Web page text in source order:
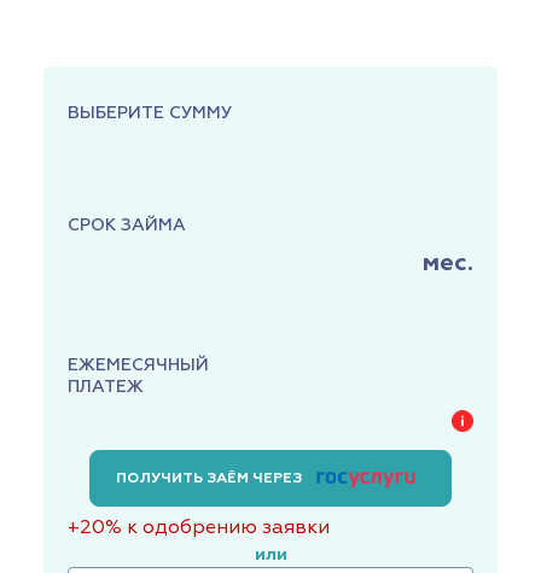
ВЫБЕРИТЕ СУММУ
СРОК ЗАЙМА
мес.
ЕЖЕМЕСЯЧНЫЙ
ПЛАТЕЖ
ПОЛУЧИТЬ ЗАЁМ ЧЕРЕЗ
+20% к одобрению заявки
или